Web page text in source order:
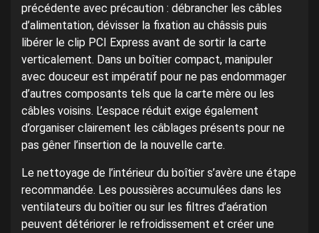
précédente avec précaution : débrancher les câbles
d’alimentation, dévisser la fixation au châssis puis
libérer le clip PCI Express avant de sortir la carte
verticalement. Dans un boîtier compact, manipuler
avec douceur est impératif pour ne pas endommager
d’autres composants tels que la carte mère ou les
câbles voisins. L’espace réduit exige également
d’organiser clairement les câblages présents pour ne
pas gêner l’insertion de la nouvelle carte.
Le nettoyage de l’intérieur du boîtier s’avère une étape
recommandée. Les poussières accumulées dans les
ventilateurs du boîtier ou sur les filtres d’aération
peuvent détériorer le refroidissement et créer une